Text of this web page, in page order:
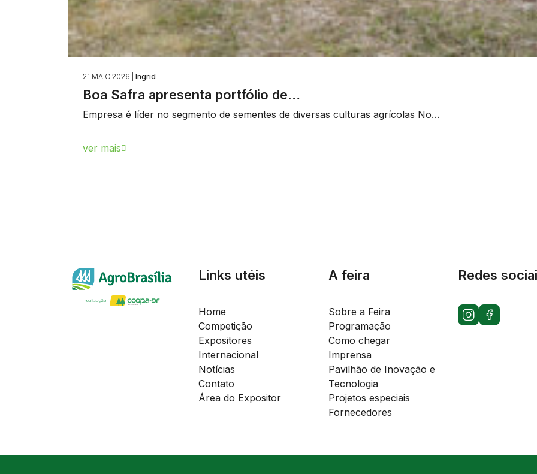
21.MAIO.2026 | Ingrid
Boa Safra apresenta portfólio de…
Empresa é líder no segmento de sementes de diversas culturas agrícolas No…
ver mais
Links utéis
Home
Competição
Expositores
Internacional
Notícias
Contato
Área do Expositor
A feira
Sobre a Feira
Programação
Como chegar
Imprensa
Pavilhão de Inovação e
Tecnologia
Projetos especiais
Fornecedores
Redes